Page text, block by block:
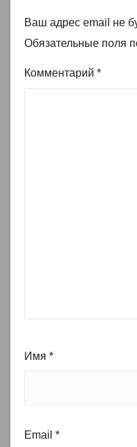
Ваш адрес email не
Обязательные поля
Комментарий *
Имя *
Email *